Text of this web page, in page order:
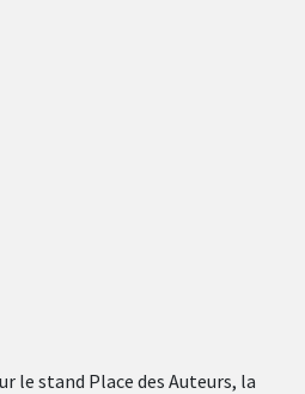
le stand Place des Auteurs, la